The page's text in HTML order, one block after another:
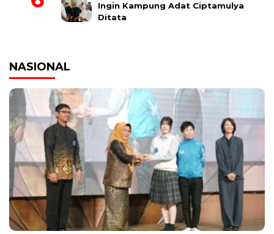
Ingin Kampung Adat Ciptamulya
Ditata
NASIONAL